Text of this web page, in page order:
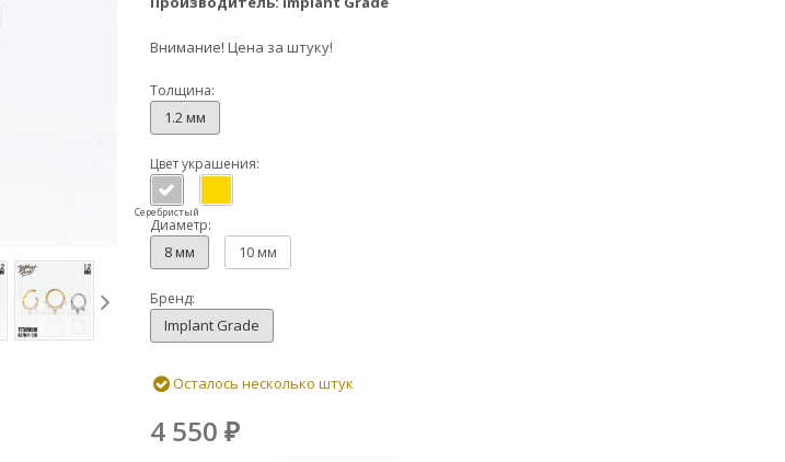
Внимание! Цена за штуку!
Толщина:
1.2 мм
Цвет украшения:
Серебристый
Диаметр:
8 мм 10 мм
Бренд:
Implant Grade
Осталось несколько штук
4 550 ₽